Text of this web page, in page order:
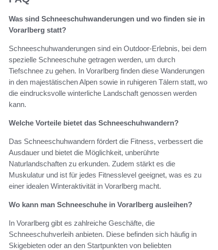
Was sind Schneeschuhwanderungen und wo finden sie in
Vorarlberg statt?
Schneeschuhwanderungen sind ein Outdoor-Erlebnis, bei dem
spezielle Schneeschuhe getragen werden, um durch
Tiefschnee zu gehen. In Vorarlberg finden diese Wanderungen
in den majestätischen Alpen sowie in ruhigeren Tälern statt, wo
die eindrucksvolle winterliche Landschaft genossen werden
kann.
Welche Vorteile bietet das Schneeschuhwandern?
Das Schneeschuhwandern fördert die Fitness, verbessert die
Ausdauer und bietet die Möglichkeit, unberührte
Naturlandschaften zu erkunden. Zudem stärkt es die
Muskulatur und ist für jedes Fitnesslevel geeignet, was es zu
einer idealen Winteraktivität in Vorarlberg macht.
Wo kann man Schneeschuhe in Vorarlberg ausleihen?
In Vorarlberg gibt es zahlreiche Geschäfte, die
Schneeschuhverleih anbieten. Diese befinden sich häufig in
Skigebieten oder an den Startpunkten von beliebten